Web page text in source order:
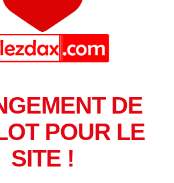
DE
POUR LE
SITE !